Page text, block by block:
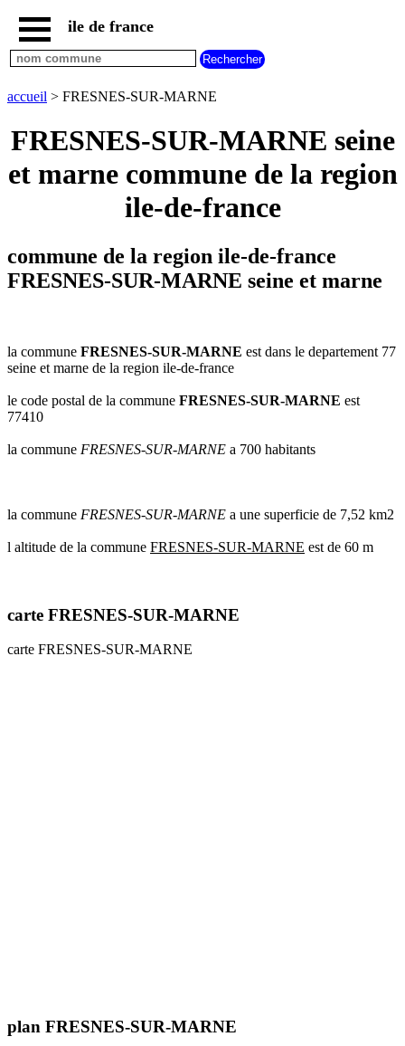
accueil
paris
communes
communes
hauts
de
seine
marne
communes
communes
val
oise
communes
de
yvelines
pluie
ile de france
accueil > FRESNES-SUR-MARNE
FRESNES-SUR-MARNE seine
et marne commune de la region
ile-de-france
commune de la region ile-de-france
FRESNES-SUR-MARNE seine et marne
la commune FRESNES-SUR-MARNE est dans le departement 77
seine et marne de la region ile-de-france
le code postal de la commune FRESNES-SUR-MARNE est
77410
la commune FRESNES-SUR-MARNE a 700 habitants
la commune FRESNES-SUR-MARNE a une superficie de 7,52 km2
l altitude de la commune FRESNES-SUR-MARNE est de 60 m
carte FRESNES-SUR-MARNE
carte FRESNES-SUR-MARNE
plan FRESNES-SUR-MARNE